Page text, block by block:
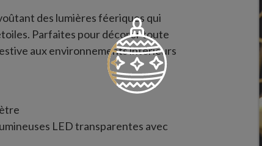
des lumières féeriques qui
Parfaites pour décorer toute
aux environnements intérieurs
LED transparentes avec